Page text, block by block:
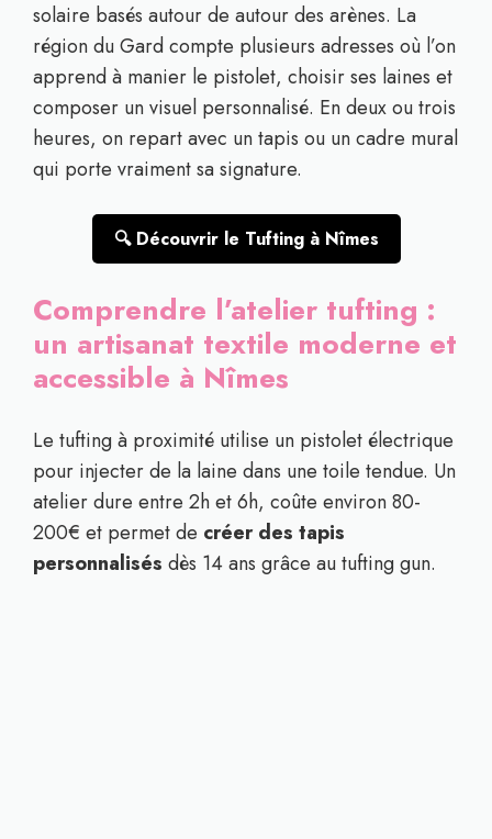
solaire basés autour de autour des arènes. La
région du Gard compte plusieurs adresses où l’on
apprend à manier le pistolet, choisir ses laines et
composer un visuel personnalisé. En deux ou trois
heures, on repart avec un tapis ou un cadre mural
qui porte vraiment sa signature.
🔍 Découvrir le Tufting à Nîmes
Comprendre l’atelier tufting :
un artisanat textile moderne et
accessible à Nîmes
Le tufting à proximité utilise un pistolet électrique
pour injecter de la laine dans une toile tendue. Un
atelier dure entre 2h et 6h, coûte environ 80-
200€ et permet de créer des tapis
personnalisés dès 14 ans grâce au tufting gun.